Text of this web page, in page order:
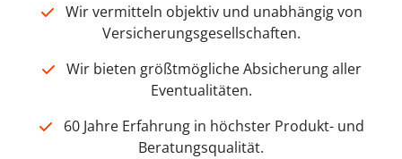
Wir vermitteln objektiv und unabhängig von
Versicherungsgesellschaften.
Wir bieten größtmögliche Absicherung aller
Eventualitäten.
60 Jahre Erfahrung in höchster Produkt- und
Beratungsqualität.